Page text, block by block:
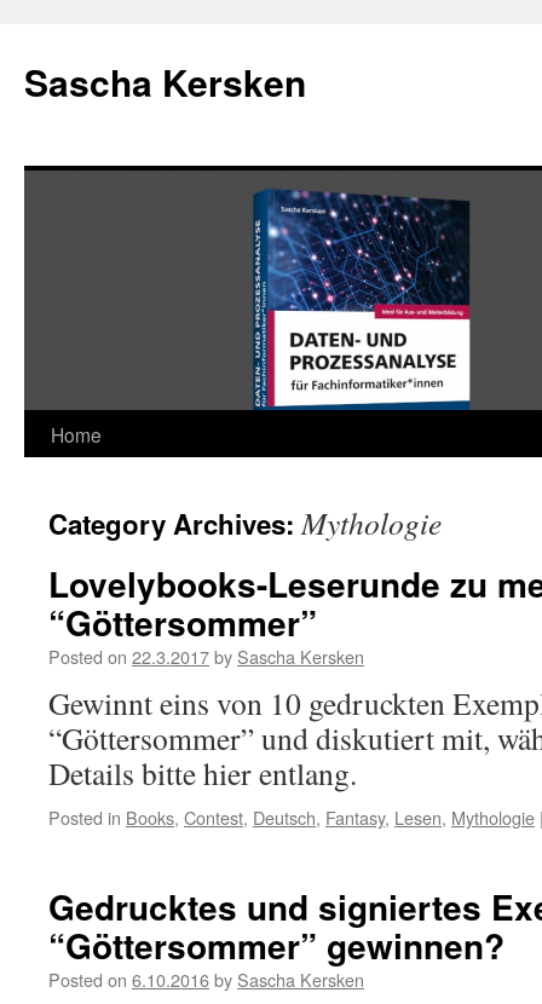
content
Sascha Kersken
Home
Category Archives:Mythologie
Lovelybooks-Leserunde zu
“Göttersommer”
Posted on 22.3.2017by Sascha Kersken
Gewinnt eins von 10 gedruckten
“Göttersommer” und diskutiert mit,
Details bitte hier entlang.
Posted in Books, Contest, Deutsch, Fantasy, Lesen, Mythologie
Gedrucktes und signiertes
“Göttersommer” gewinnen?
Posted on 6.10.2016by Sascha Kersken